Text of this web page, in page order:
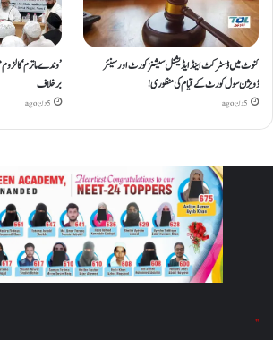
کنوٹ میں ڈسٹرکٹ اینڈ ایڈیشنل سیشنز کورٹ اور سینئر
ڈویژن سول کورٹ کے قیام کی منظوری!
5 دن ago
’وندے ماترم‘ کا
برخلاف
5 دن ago
"